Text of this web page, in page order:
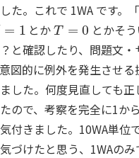
た。これで 1WA です。「
1
とか
T= 0
とかそ
と確認したり、問題文
図的に例外を発生させ
した。何度見直しても正
ので、考察を完全に1か
付きました。10WA単位
づけたと思う、1WAの